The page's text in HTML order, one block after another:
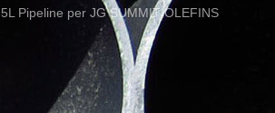
Pipeline per JG SUMMIT OLEFINS